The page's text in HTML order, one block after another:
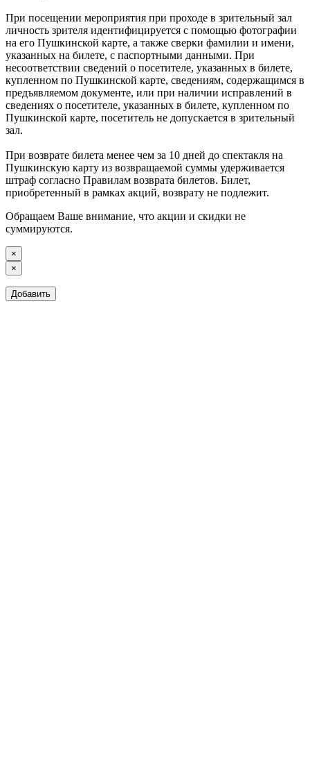
При посещении мероприятия при проходе в зрительный зал
личность зрителя идентифицируется с помощью фотографии
на его Пушкинской карте, а также сверки фамилии и имени,
указанных на билете, с паспортными данными. При
несоответствии сведений о посетителе, указанных в билете,
купленном по Пушкинской карте, сведениям, содержащимся в
предъявляемом документе, или при наличии исправлений в
сведениях о посетителе, указанных в билете, купленном по
Пушкинской карте, посетитель не допускается в зрительный
зал.
При возврате билета менее чем за 10 дней до спектакля на
Пушкинскую карту из возвращаемой суммы удерживается
штраф согласно Правилам возврата билетов. Билет,
приобретенный в рамках акций, возврату не подлежит.
Обращаем Ваше внимание, что акции и скидки не
суммируются.
×
×
Добавить